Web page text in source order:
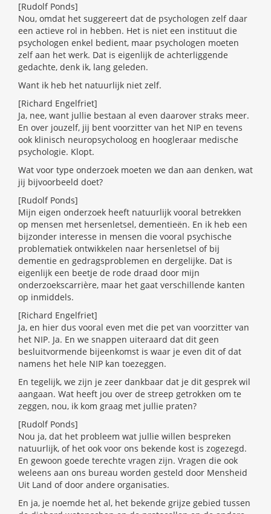
[Rudolf Ponds]
Nou, omdat het suggereert dat de psychologen zelf daar
een actieve rol in hebben. Het is niet een instituut die
psychologen enkel bedient, maar psychologen moeten
zelf aan het werk. Dat is eigenlijk de achterliggende
gedachte, denk ik, lang geleden.
Want ik heb het natuurlijk niet zelf.
[Richard Engelfriet]
Ja, nee, want jullie bestaan al even daarover straks meer.
En over jouzelf, jij bent voorzitter van het NIP en tevens
ook klinisch neuropsycholoog en hoogleraar medische
psychologie. Klopt.
Wat voor type onderzoek moeten we dan aan denken, wat
jij bijvoorbeeld doet?
[Rudolf Ponds]
Mijn eigen onderzoek heeft natuurlijk vooral betrekken
op mensen met hersenletsel, dementieën. En ik heb een
bijzonder interesse in mensen die vooral psychische
problematiek ontwikkelen naar hersenletsel of bij
dementie en gedragsproblemen en dergelijke. Dat is
eigenlijk een beetje de rode draad door mijn
onderzoekscarrière, maar het gaat verschillende kanten
op inmiddels.
[Richard Engelfriet]
Ja, en hier dus vooral even met die pet van voorzitter van
het NIP. Ja. En we snappen uiteraard dat dit geen
besluitvormende bijeenkomst is waar je even dit of dat
namens het hele NIP kan toezeggen.
En tegelijk, we zijn je zeer dankbaar dat je dit gesprek wil
aangaan. Wat heeft jou over de streep getrokken om te
zeggen, nou, ik kom graag met jullie praten?
[Rudolf Ponds]
Nou ja, dat het probleem wat jullie willen bespreken
natuurlijk, of het ook voor ons bekende kost is zogezegd.
En gewoon goede terechte vragen zijn. Vragen die ook
weleens aan ons bureau worden gesteld door Mensheid
Uit Land of door andere organisaties.
En ja, je noemde het al, het bekende grijze gebied tussen